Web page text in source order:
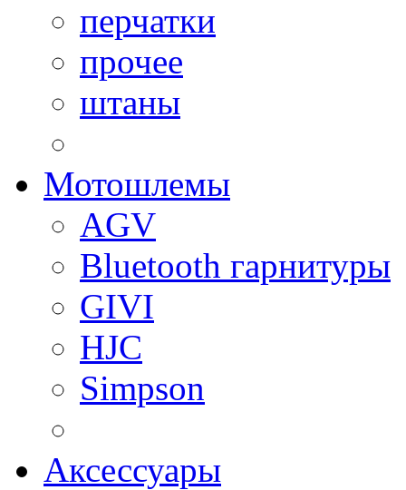
перчатки
прочее
штаны
Мотошлемы
AGV
Bluetooth гарнитуры
GIVI
HJC
Simpson
Аксессуары